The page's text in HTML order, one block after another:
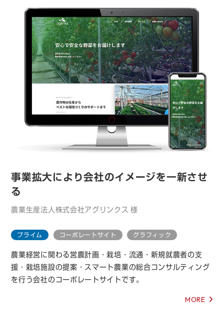
事業拡大により会社のイメージを一新させ
る
農業生産法人株式会社アグリンクス 様
プライム コーポレートサイト グラフィック
農業経営に関わる営農計画・栽培・流通・新規就農者の支
援・栽培施設の提案・スマート農業の総合コンサルティング
を行う会社のコーポレートサイトです。
MORE